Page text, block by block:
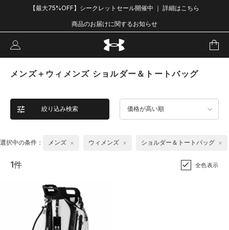
【最大75%OFF】シークレットセール開催中 ｜ 詳細はこちら
商品のお届けに関するお知らせ
メンズ＋ウィメンズ ショルダー＆トートバッグ
絞り込み検索 価格が高い順
選択中の条件： メンズ ウィメンズ ショルダー＆トートバッグ
1件 全色表示